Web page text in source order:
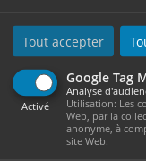
Tout accepter
Google Tag
Activé
Analyse
Utilisation: Les
Web, par la
anonyme, à
site Web.
Dommage causé
Si vous avez subi
animal
qui doit vous
Exemple